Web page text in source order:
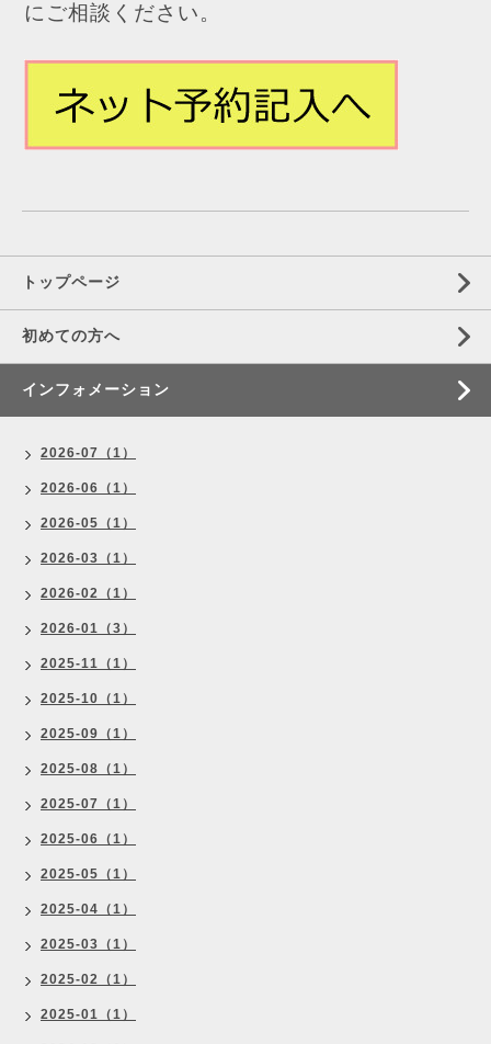
にご相談ください。
トップページ
初めての方へ
インフォメーション
2026-07（1）
2026-06（1）
2026-05（1）
2026-03（1）
2026-02（1）
2026-01（3）
2025-11（1）
2025-10（1）
2025-09（1）
2025-08（1）
2025-07（1）
2025-06（1）
2025-05（1）
2025-04（1）
2025-03（1）
2025-02（1）
2025-01（1）